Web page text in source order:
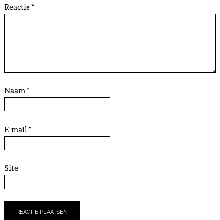
Reactie*
Naam*
E-mail*
Site